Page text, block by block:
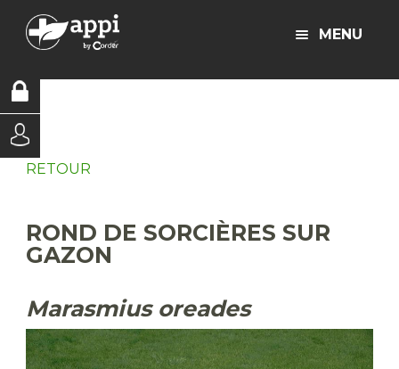
MENU
RETOUR
ROND DE SORCIÈRES SUR
GAZON
Marasmius oreades